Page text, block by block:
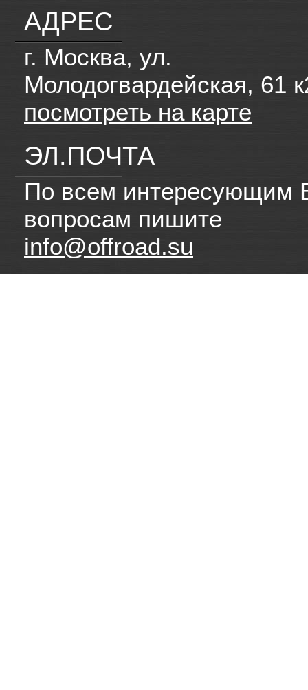
АДРЕС
г. Москва, ул.
Молодогвардейская, 61
посмотреть на карте
ЭЛ.ПОЧТА
По всем интересующим
вопросам пишите
info@offroad.su